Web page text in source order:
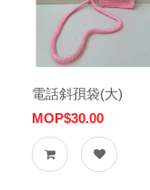
電話斜孭袋(大)
MOP$30.00